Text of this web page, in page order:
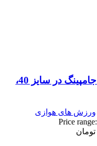
ترامپولین مگافیتنس – ترامپولین جامپینگ در سایز 40،
ورزش های هوازی
Price range: